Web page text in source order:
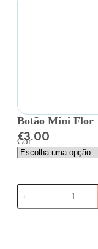
Botão Mini Flor
€3.00
Cor